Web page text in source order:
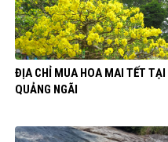
ĐỊA CHỈ MUA HOA MAI TẾT TẠI
QUẢNG NGÃI